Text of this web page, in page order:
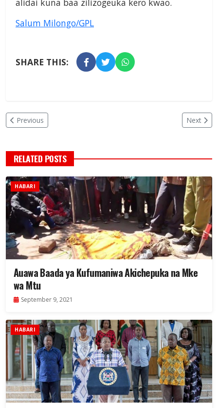
alidai kuna baa zilizogeuka kero kwao.
Salum Milongo/GPL
SHARE THIS:
Previous Next
RELATED POSTS
HABARI
Auawa Baada ya Kufumaniwa Akichepuka na Mke
wa Mtu
September 9, 2021
HABARI